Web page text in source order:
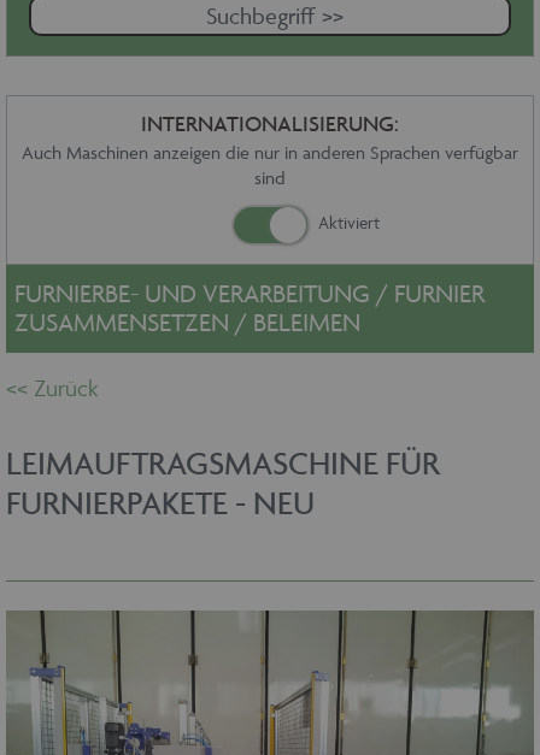
Stapeln - Verpacken etc.
Absaugen - Versorgen -
Service
Kontakt
Impressum
Datenschutz
INTERNATIONALISIERUNG:
Auch Maschinen anzeigen die nur in anderen Sprachen verfügbar
sind
FURNIERBE- UND VERARBEITUNG / FURNIER
ZUSAMMENSETZEN / BELEIMEN
LEIMAUFTRAGSMASCHINE FÜR
FURNIERPAKETE - NEU